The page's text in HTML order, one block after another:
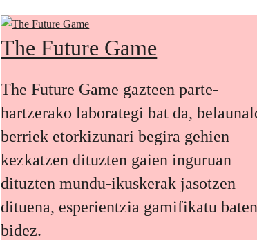
The Future Game
The Future Game gazteen parte-
hartzerako laborategi bat da,
berriek etorkizunari begira gehien
kezkatzen dituzten gaien inguruan
dituzten mundu-ikuskerak jasotzen
dituena, esperientzia gamifikatu
bidez.